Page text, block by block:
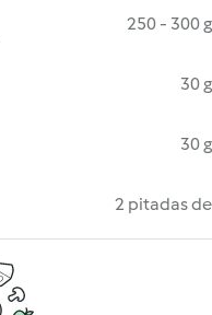
250 - 300 g
30 g
30 g
2 pitadas de